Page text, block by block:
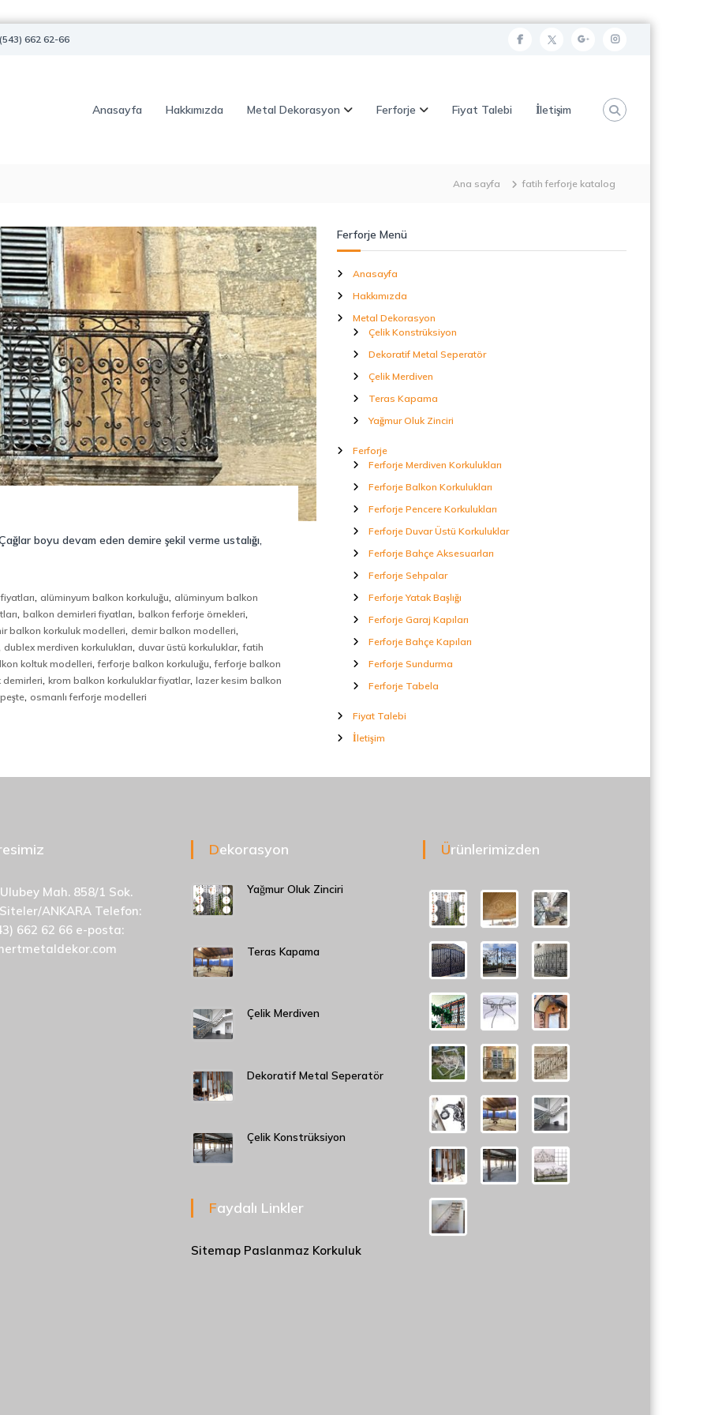
662 62-66 f
o
t
t
r
g
p
s
i
t
Anasayfa Hakkımızda Metal Dekorasyon Ferforje Fiyat Talebi İletişim
Ana sayfa fatih ferforje katalog
boyu devam eden demire şekil verme ustalığı,
,alüminyum balkon korkuluğu,alüminyum balkon
,balkon demirleri fiyatları,balkon ferforje örnekleri,
balkon korkuluk modelleri,demir balkon modelleri,
dublex merdiven korkulukları,duvar üstü korkuluklar,fatih
koltuk modelleri,ferforje balkon korkuluğu,ferforje balkon
demirleri,krom balkon korkuluklar fiyatlar,lazer kesim balkon
, osmanlı ferforje modelleri
Ferforje Menü
Anasayfa
Hakkımızda
Metal Dekorasyon
Çelik Konstrüksiyon
Dekoratif Metal Seperatör
Çelik Merdiven
Teras Kapama
Yağmur Oluk Zinciri
Ferforje
Ferforje Merdiven Korkulukları
Ferforje Balkon Korkulukları
Ferforje Pencere Korkulukları
Ferforje Duvar Üstü Korkuluklar
Ferforje Bahçe Aksesuarları
Ferforje Sehpalar
Ferforje Yatak Başlığı
Ferforje Garaj Kapıları
Ferforje Bahçe Kapıları
Ferforje Sundurma
Ferforje Tabela
Fiyat Talebi
İletişim
Mah. 858/1 Sok.
ANKARA Telefon:
662 62 66 e-posta:
Dekorasyon
Yağmur Oluk Zinciri
Teras Kapama
Çelik Merdiven
Dekoratif Metal Seperatör
Çelik Konstrüksiyon
Faydalı Linkler
Sitemap Paslanmaz Korkuluk
Ürünlerimizden